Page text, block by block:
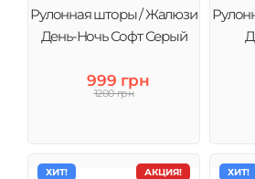
Рулонная шторы / Жалюзи
День-Ночь Софт Серый
999 грн
1200 грн
АКЦИЯ!
ХИТ! ХИТ!